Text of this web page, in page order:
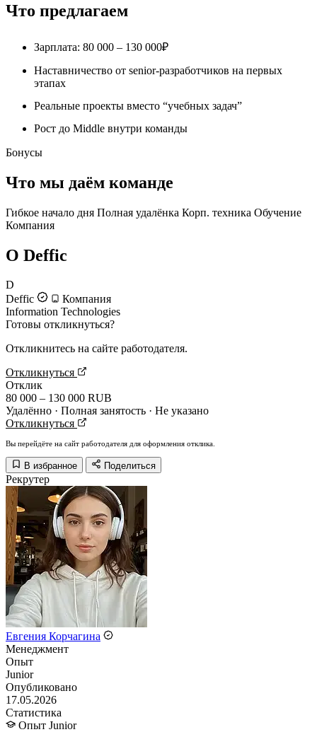
Что предлагаем
Зарплата: 80 000 – 130 000₽
Наставничество от senior-разработчиков на первых
этапах
Реальные проекты вместо “учебных задач”
Рост до Middle внутри команды
Бонусы
Что мы даём команде
Гибкое начало дня Полная удалёнка Корп. техника Обучение
Компания
О Deffic
D
Deffic
Компания
Information Technologies
Готовы откликнуться?
Откликнитесь на сайте работодателя.
Откликнуться
Отклик
80 000 – 130 000 RUB
Удалённо · Полная занятость · Не указано
Откликнуться
Вы перейдёте на сайт работодателя для оформления отклика.
В избранное Поделиться
Рекрутер
Евгения Корчагина
Менеджмент
Опыт
Junior
Опубликовано
17.05.2026
Статистика
Опыт Junior